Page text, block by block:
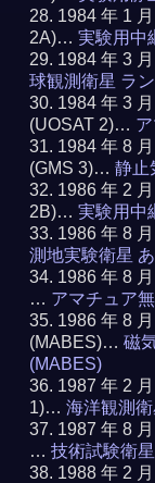
1984 年 1
2A)…実験用中
1984 年 3
球観測衛星 ラ
1984 年 3
(UOSAT 2)…
1984 年 8
(GMS 3)…静止
1986 年 2
2B)…実験用中
1986 年 8
測地実験衛星
1986 年 8
… アマチュア
1986 年 8
(MABES)…磁
(MABES)
1987 年 2
1)…海洋観測
1987 年 8
…技術試験衛
1988 年 2